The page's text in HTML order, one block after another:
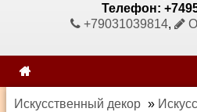
Телефон:
+79031039814,
Искусственный декор »